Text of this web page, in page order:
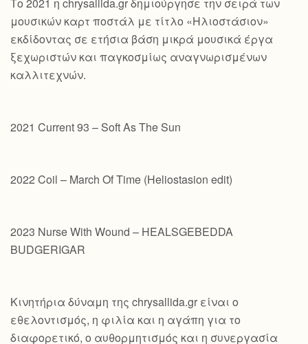
μουσικών καρτ ποστάλ με τίτλο «Ηλιοστάσιον»
εκδίδοντας σε ετήσια βάση μικρά μουσικά έργα
ξεχωριστών και παγκοσμίως αναγνωρισμένων
καλλιτεχνών.
2021 Current 93 – Soft As The Sun
2022 Coil – March Of Time (Heliostasion edit)
2023 Nurse With Wound – HEALSGEBEDDA
BUDGERIGAR
Κινητήρια δύναμη της chrysallida.gr είναι ο
εθελοντισμός, η φιλία και η αγάπη για το
διαφορετικό, ο αυθορμητισμός και η συνεργασία